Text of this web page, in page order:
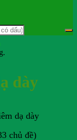
dày
dạ dày
chủ đề)